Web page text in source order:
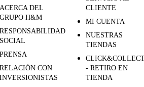
ACERCA DEL
GRUPO H&M
RESPONSABILIDAD
SOCIAL
PRENSA
RELACIÓN CON
INVERSIONISTAS
CLIENTE
MI CUENTA
NUESTRAS
TIENDAS
- RETIRO EN
TIENDA